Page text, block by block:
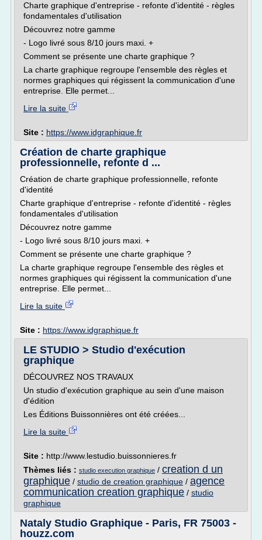
Charte graphique d'entreprise - refonte d'identité - règles
fondamentales d'utilisation
Découvrez notre gamme
- Logo livré sous 8/10 jours maxi. +
Comment se présente une charte graphique ?
La charte graphique regroupe l'ensemble des règles et
normes graphiques qui régissent la communication d'une
entreprise. Elle permet...
Lire la suite
Site : https://www.idgraphique.fr
Création de charte graphique
professionnelle, refonte d ...
Création de charte graphique professionnelle, refonte
d'identité
Charte graphique d'entreprise - refonte d'identité - règles
fondamentales d'utilisation
Découvrez notre gamme
- Logo livré sous 8/10 jours maxi. +
Comment se présente une charte graphique ?
La charte graphique regroupe l'ensemble des règles et
normes graphiques qui régissent la communication d'une
entreprise. Elle permet...
Lire la suite
Site : https://www.idgraphique.fr
LE STUDIO > Studio d'exécution
graphique
DÉCOUVREZ NOS TRAVAUX
Un studio d'exécution graphique au sein d'une maison
d'édition
Les Éditions Buissonnières ont été créées...
Lire la suite
Site : http://www.lestudio.buissonnieres.fr
Thèmes liés : studio execution graphique / creation d un
graphique / studio de creation graphique / agence
communication creation graphique / studio
graphique
Nataly Studio Graphique - Paris, FR 75003 -
houzz.com